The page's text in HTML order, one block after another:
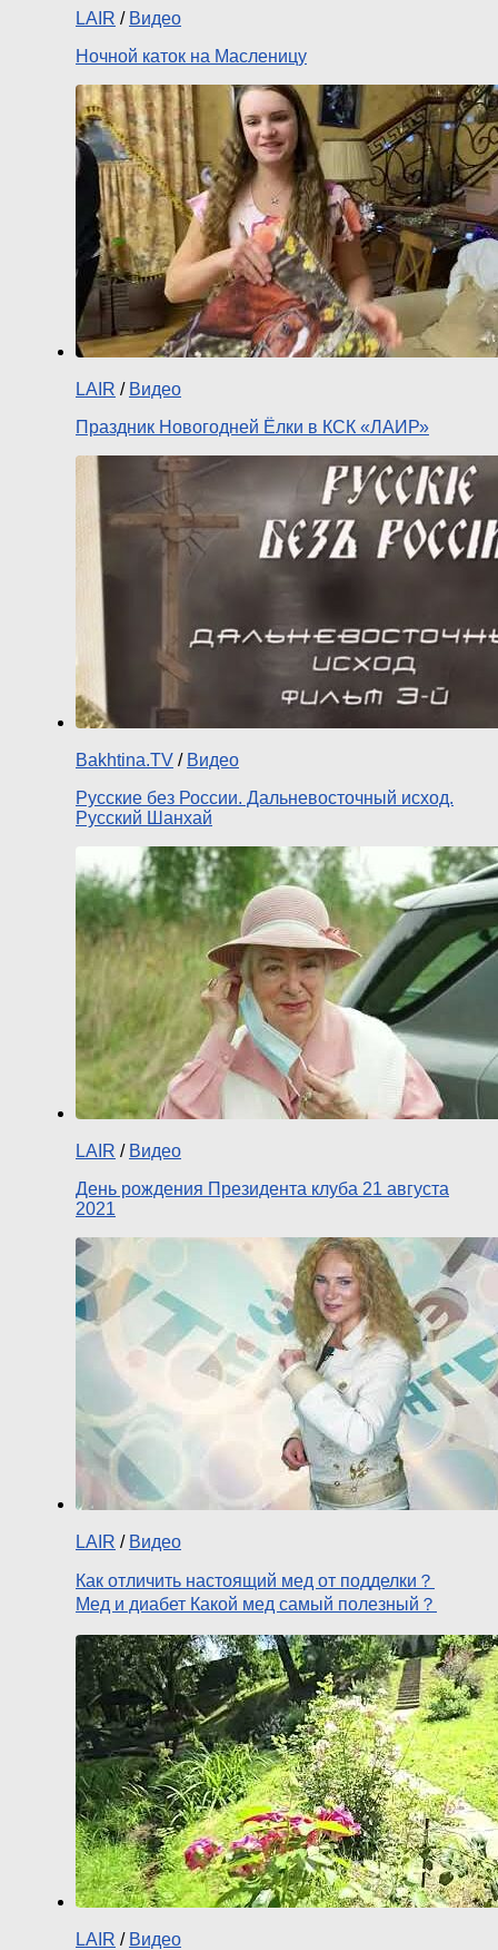
LAIR / Видео
Ночной каток на Масленицу
LAIR / Видео
Праздник Новогодней Ёлки в КСК «ЛАИР»
Bakhtina.TV / Видео
Русские без России. Дальневосточный исход.
Русский Шанхай
LAIR / Видео
День рождения Президента клуба 21 августа
2021
LAIR / Видео
Как отличить настоящий мед от подделки？
Мед и диабет Какой мед самый полезный？
LAIR / Видео